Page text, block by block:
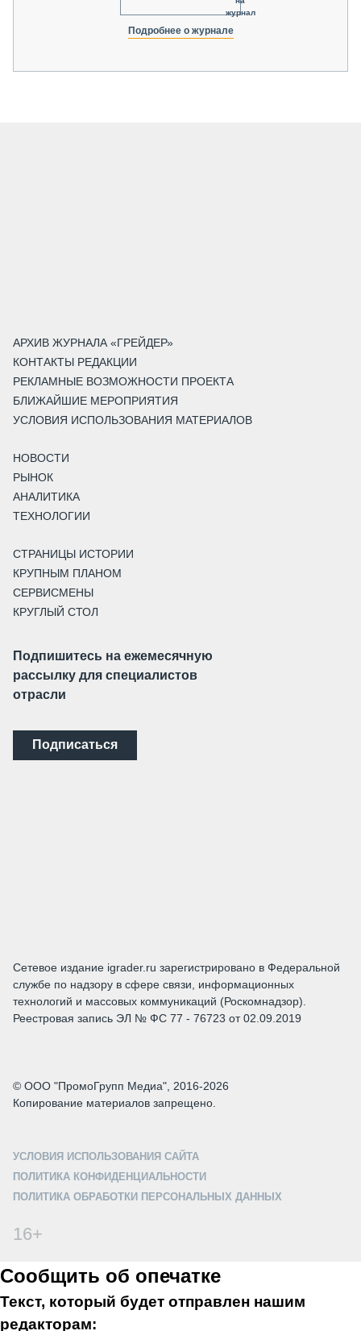
журнал
Подробнее о журнале
АРХИВ ЖУРНАЛА «ГРЕЙДЕР»
КОНТАКТЫ РЕДАКЦИИ
РЕКЛАМНЫЕ ВОЗМОЖНОСТИ ПРОЕКТА
БЛИЖАЙШИЕ МЕРОПРИЯТИЯ
УСЛОВИЯ ИСПОЛЬЗОВАНИЯ МАТЕРИАЛОВ
НОВОСТИ
РЫНОК
АНАЛИТИКА
ТЕХНОЛОГИИ
СТРАНИЦЫ ИСТОРИИ
КРУПНЫМ ПЛАНОМ
СЕРВИСМЕНЫ
КРУГЛЫЙ СТОЛ
Подпишитесь на ежемесячную
рассылку для специалистов
отрасли
Подписаться
Сетевое издание igrader.ru зарегистрировано в Федеральной
службе по надзору в сфере связи, информационных
технологий и массовых коммуникаций (Роскомнадзор).
Реестровая запись ЭЛ № ФС 77 - 76723 от 02.09.2019
© ООО "ПромоГрупп Медиа", 2016-2026
Копирование материалов запрещено.
УСЛОВИЯ ИСПОЛЬЗОВАНИЯ САЙТА
ПОЛИТИКА КОНФИДЕНЦИАЛЬНОСТИ
ПОЛИТИКА ОБРАБОТКИ ПЕРСОНАЛЬНЫХ ДАННЫХ
16+
Сообщить об опечатке
Текст, который будет отправлен нашим
редакторам: